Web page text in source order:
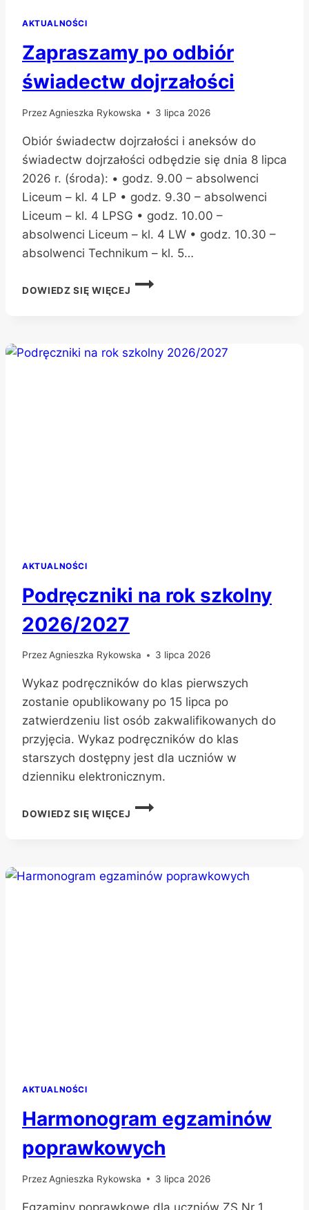
AKTUALNOŚCI
Zapraszamy po odbiór
świadectw dojrzałości
Przez Agnieszka Rykowska 3 lipca 2026
Obiór świadectw dojrzałości i aneksów do
świadectw dojrzałości odbędzie się dnia 8 lipca
2026 r. (środa): • godz. 9.00 – absolwenci
Liceum – kl. 4 LP • godz. 9.30 – absolwenci
Liceum – kl. 4 LPSG • godz. 10.00 –
absolwenci Liceum – kl. 4 LW • godz. 10.30 –
absolwenci Technikum – kl. 5…
DOWIEDZ SIĘ WIĘCEJ
ZAPRASZAMY
AKTUALNOŚCI
Podręczniki na rok szkolny
2026/2027
PrzezAgnieszka Rykowska 3 lipca 2026
Wykaz podręczników do klas pierwszych
zostanie opublikowany po 15 lipca po
zatwierdzeniu list osób zakwalifikowanych do
przyjęcia. Wykaz podręczników do klas
starszych dostępny jest dla uczniów w
dzienniku elektronicznym.
DOWIEDZ SIĘ WIĘCEJ
PODRĘCZNIKI
AKTUALNOŚCI
Harmonogram egzaminów
poprawkowych
Przez Agnieszka Rykowska 3 lipca 2026
Egzaminy poprawkowe dla uczniów ZS Nr 1